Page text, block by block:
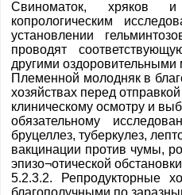
Свиноматок, хряков
копрологическим
установлении
проводят
другими
Племенной молодняк в
хозяйствах перед
клиническому осмотру и
обязательному
бруцеллез, туберкулез,
вакцинации против чумы,
эпизо¬отической
5.2.3.2. Репродукторные
благополучными по